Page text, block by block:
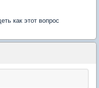
как этот вопрос